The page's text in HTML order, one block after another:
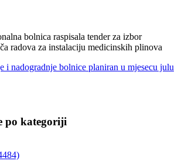
Prostornog plana BPK Goražde,